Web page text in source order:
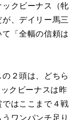
クビーナス（牝
、デイリー馬三
「全幅の信頼は
２頭は、どちら
クビーナスは昨
はここまで４戦
ワンパンチ足り